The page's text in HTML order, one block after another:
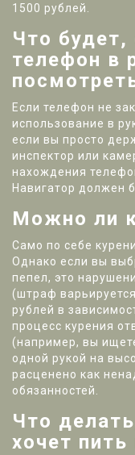
1500 рублей.
Что будет,
телефон в
Если телефон не
использование в
если вы просто
инспектор или
нахождения
Навигатор должен
Можно ли
Само по себе
Однако если вы
пепел, это
(штраф
рублей в
процесс курения
(например, вы
одной рукой на
расценено как
обязанностей.
Что
хочет